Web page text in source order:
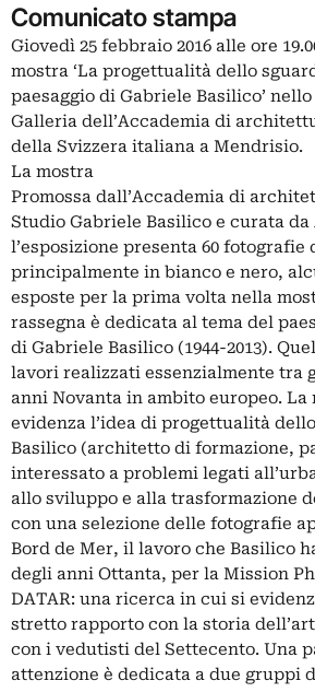
Comunicato stampa
Giovedì 25 febbraio 2016 alle ore
mostra ‘La progettualità dello
paesaggio di Gabriele Basilico’
Galleria dell’Accademia di
della Svizzera italiana a Mendrisio.
La mostra
Promossa dall’Accademia di
Studio Gabriele Basilico e curata da
l’esposizione presenta 60
principalmente in bianco e nero,
esposte per la prima volta nella
rassegna è dedicata al tema del
di Gabriele Basilico (1944-2013).
lavori realizzati essenzialmente tra
anni Novanta in ambito europeo. La
evidenza l’idea di progettualità
Basilico (architetto di formazione,
interessato a problemi legati
allo sviluppo e alla trasformazione
con una selezione delle fotografie
Bord de Mer, il lavoro che Basilico
degli anni Ottanta, per la Mission
DATAR: una ricerca in cui si
stretto rapporto con la storia
con i vedutisti del Settecento. Una
attenzione è dedicata a due gruppi